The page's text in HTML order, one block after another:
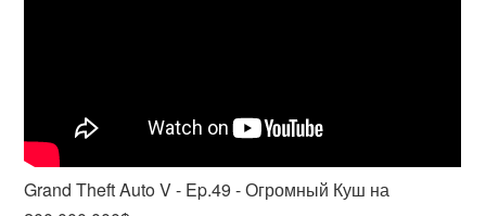
Grand Theft Auto V - Ep.49 - Огромный Куш на